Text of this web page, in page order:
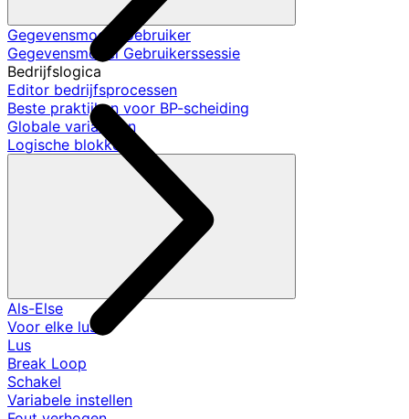
Gegevensmodel Gebruiker
Gegevensmodel Gebruikerssessie
Bedrijfslogica
Editor bedrijfsprocessen
Beste praktijken voor BP-scheiding
Globale variabelen
Logische blokken
Als-Else
Voor elke lus
Lus
Break Loop
Schakel
Variabele instellen